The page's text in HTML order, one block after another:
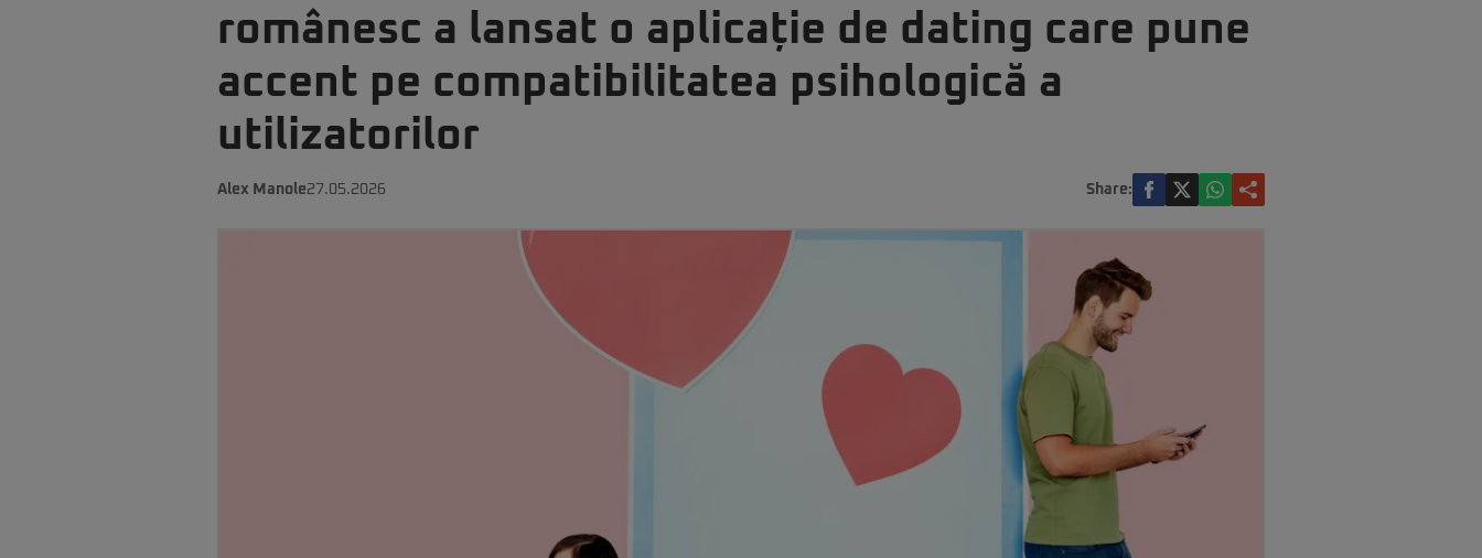
românesc a lansat o aplicație de dating care pune
accent pe compatibilitatea psihologică a
utilizatorilor
Alex Manole27.05.2026 Share: